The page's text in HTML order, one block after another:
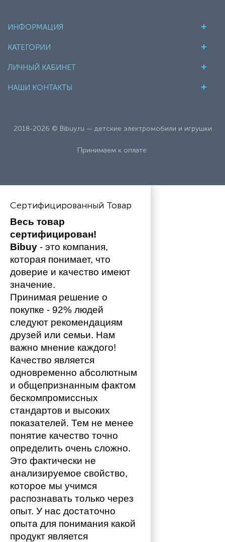
ИНФОРМАЦИЯ
КАТЕГОРИИ
ЛИЧНЫЙ КАБИНЕТ
НАШИ КОНТАКТЫ
2018-2026 © Bibuy.ru — детские электромобили и игрушки
Принимаем к оплате:
Сертифицированный Товар
Весь товар
сертифицирован!
Bibuy - это компания,
которая понимает, что
доверие и качество имеют
значение.
Принимая решение о
покупке - 92% людей
следуют рекомендациям
друзей или семьи. Нам
важно мнение каждого!
Качество является
одновременно абсолютным
и общепризнанным фактом
бескомпромиссных
стандартов и высоких
показателей. Тем не менее
понятие качество точно
определить очень сложно.
Это фактически не
анализируемое свойство,
которое мы учимся
распознавать только через
опыт. У нас достаточно
опыта для понимания какой
продукт является